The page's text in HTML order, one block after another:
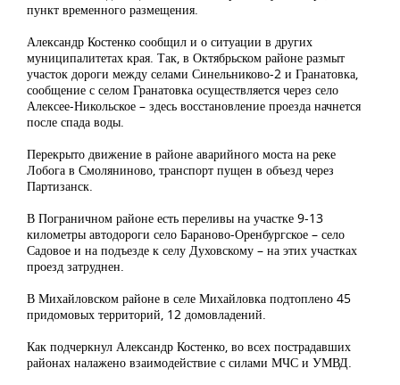
пункт временного размещения.
Александр Костенко сообщил и о ситуации в других
муниципалитетах края. Так, в Октябрьском районе размыт
участок дороги между селами Синельниково-2 и Гранатовка,
сообщение с селом Гранатовка осуществляется через село
Алексее-Никольское – здесь восстановление проезда начнется
после спада воды.
Перекрыто движение в районе аварийного моста на реке
Лобога в Смоляниново, транспорт пущен в объезд через
Партизанск.
В Пограничном районе есть переливы на участке 9-13
километры автодороги село Бараново-Оренбургское – село
Садовое и на подъезде к селу Духовскому – на этих участках
проезд затруднен.
В Михайловском районе в селе Михайловка подтоплено 45
придомовых территорий, 12 домовладений.
Как подчеркнул Александр Костенко, во всех пострадавших
районах налажено взаимодействие с силами МЧС и УМВД.